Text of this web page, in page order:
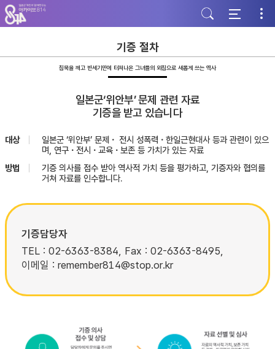
주
메
뉴
가
본
문
바
기
하
단
바
기
기증 절차
침묵을 깨고 반세기만에 터져나온 그녀들의 외침으로 새롭게 쓰는 역사
일본군‘위안부’ 문제 관련 자료
기증을 받고 있습니다
대상
일본군 ‘위안부’ 문제・ 전시 성폭력・한일근현대사 등과 관련이 있으
며, 연구・전시・교육・보존 등 가치가 있는 자료
방법
기증 의사를 접수 받아 역사적 가치 등을 평가하고, 기증자와 협의를
거쳐 자료를 인수합니다.
기증담당자
TEL : 02-6363-8384, Fax : 02-6363-8495,
이메일 : remember814@stop.or.kr